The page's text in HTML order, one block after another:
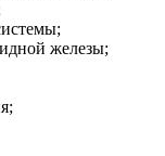
железы;